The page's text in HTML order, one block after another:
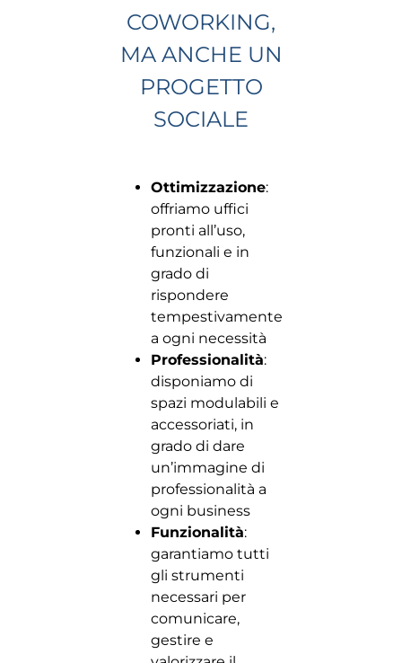
COWORKING,
MA ANCHE UN
PROGETTO
SOCIALE
Ottimizzazione:
offriamo uffici
pronti all’uso,
funzionali e in
grado di
rispondere
tempestivamente
a ogni necessità
Professionalità:
disponiamo di
spazi modulabili e
accessoriati, in
grado di dare
un’immagine di
professionalità a
ogni business
Funzionalità:
garantiamo tutti
gli strumenti
necessari per
comunicare,
gestire e